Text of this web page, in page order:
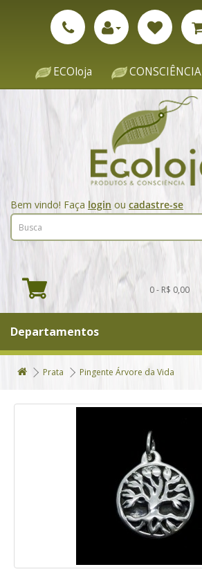
ECOloja CONSCIÊNCIA
Bem vindo! Faça login ou cadastre-se
0 - R$ 0,00
Departamentos
Prata Pingente Árvore da Vida